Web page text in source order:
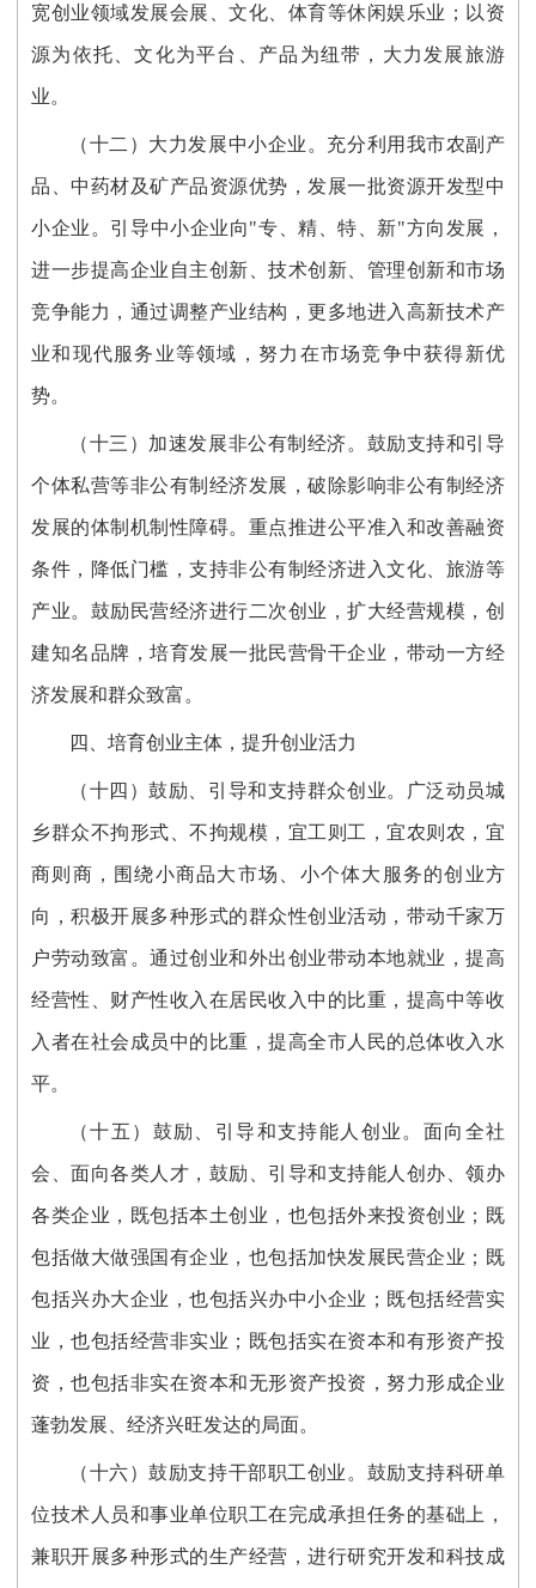
宽创业领域发展会展、文化、体育等休闲娱乐业；以资
源为依托、文化为平台、产品为纽带，大力发展旅游
业。
（十二）大力发展中小企业。充分利用我市农副产
品、中药材及矿产品资源优势，发展一批资源开发型中
小企业。引导中小企业向"专、精、特、新"方向发展，
进一步提高企业自主创新、技术创新、管理创新和市场
竞争能力，通过调整产业结构，更多地进入高新技术产
业和现代服务业等领域，努力在市场竞争中获得新优
势。
（十三）加速发展非公有制经济。鼓励支持和引导
个体私营等非公有制经济发展，破除影响非公有制经济
发展的体制机制性障碍。重点推进公平准入和改善融资
条件，降低门槛，支持非公有制经济进入文化、旅游等
产业。鼓励民营经济进行二次创业，扩大经营规模，创
建知名品牌，培育发展一批民营骨干企业，带动一方经
济发展和群众致富。
四、培育创业主体，提升创业活力
（十四）鼓励、引导和支持群众创业。广泛动员城
乡群众不拘形式、不拘规模，宜工则工，宜农则农，宜
商则商，围绕小商品大市场、小个体大服务的创业方
向，积极开展多种形式的群众性创业活动，带动千家万
户劳动致富。通过创业和外出创业带动本地就业，提高
经营性、财产性收入在居民收入中的比重，提高中等收
入者在社会成员中的比重，提高全市人民的总体收入水
平。
（十五）鼓励、引导和支持能人创业。面向全社
会、面向各类人才，鼓励、引导和支持能人创办、领办
各类企业，既包括本土创业，也包括外来投资创业；既
包括做大做强国有企业，也包括加快发展民营企业；既
包括兴办大企业，也包括兴办中小企业；既包括经营实
业，也包括经营非实业；既包括实在资本和有形资产投
资，也包括非实在资本和无形资产投资，努力形成企业
蓬勃发展、经济兴旺发达的局面。
（十六）鼓励支持干部职工创业。鼓励支持科研单
位技术人员和事业单位职工在完成承担任务的基础上，
兼职开展多种形式的生产经营，进行研究开发和科技成